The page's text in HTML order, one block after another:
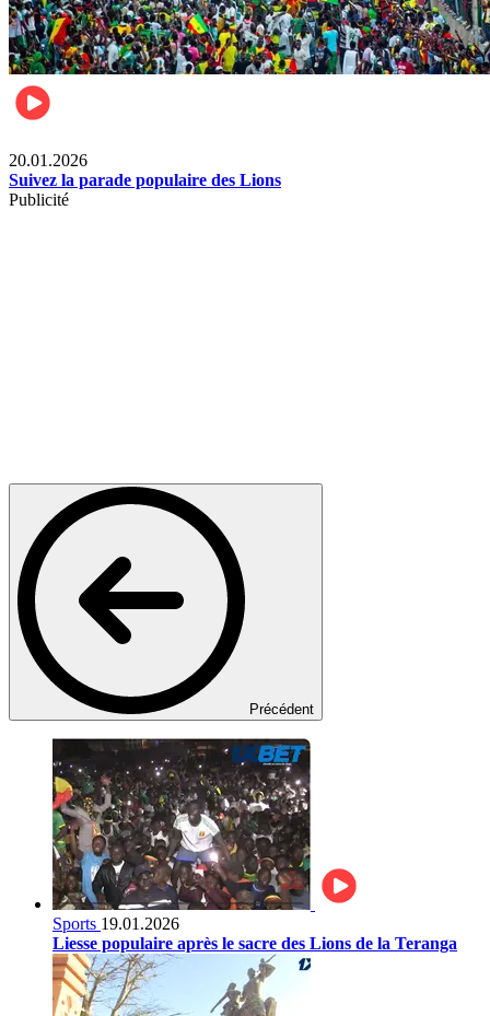
20.01.2026
Suivez la parade populaire des Lions
Publicité
Précédent
Sports 19.01.2026
Liesse populaire après le sacre des Lions de la Teranga